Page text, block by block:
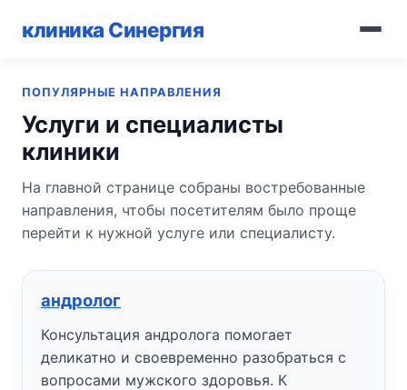
клиника Синергия
ПОПУЛЯРНЫЕ НАПРАВЛЕНИЯ
Услуги и специалисты
клиники
На главной странице собраны востребованные
направления, чтобы посетителям было проще
перейти к нужной услуге или специалисту.
андролог
Консультация андролога помогает
деликатно и своевременно разобраться с
вопросами мужского здоровья. К